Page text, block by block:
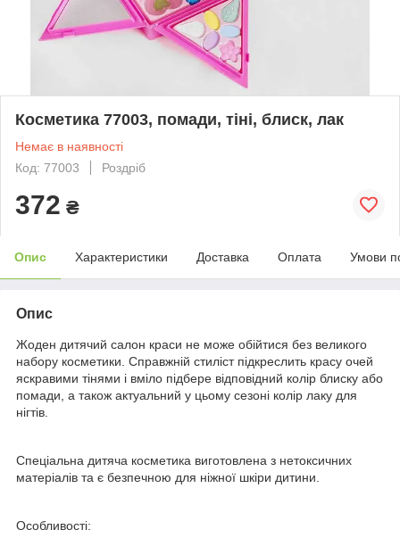
Косметика 77003, помади, тіні, блиск, лак
Немає в наявності
Код: 77003
Роздріб
372 ₴
Опис Характеристики Доставка Оплата Умови
Опис
Жоден дитячий салон краси не може обійтися без великого
набору косметики. Справжній стиліст підкреслить красу очей
яскравими тінями і вміло підбере відповідний колір блиску або
помади, а також актуальний у цьому сезоні колір лаку для
нігтів.
Спеціальна дитяча косметика виготовлена з нетоксичних
матеріалів та є безпечною для ніжної шкіри дитини.
Особливості: